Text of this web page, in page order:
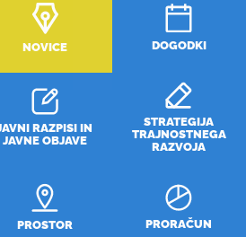
NOVICE DOGODKI
RAZPISI IN
JAVNE OBJAVE
STRATEGIJA
TRAJNOSTNEGA
RAZVOJA
PROSTOR PRORAČUN